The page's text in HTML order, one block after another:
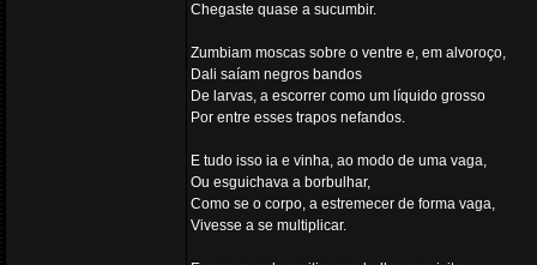
Chegaste quase a sucumbir.
Zumbiam moscas sobre o ventre e, em alvoroço,
Dali saíam negros bandos
De larvas, a escorrer como um líquido grosso
Por entre esses trapos nefandos.
E tudo isso ia e vinha, ao modo de uma vaga,
Ou esguichava a borbulhar,
Como se o corpo, a estremecer de forma vaga,
Vivesse a se multiplicar.